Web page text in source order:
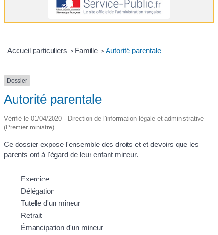
Accueil particuliers > Famille > Autorité parentale
Dossier
Autorité parentale
Vérifié le 01/04/2020 - Direction de l'information légale et administrative
(Premier ministre)
Ce dossier expose l'ensemble des droits et et devoirs que les
parents ont à l'égard de leur enfant mineur.
Exercice
Délégation
Tutelle d'un mineur
Retrait
Émancipation d'un mineur